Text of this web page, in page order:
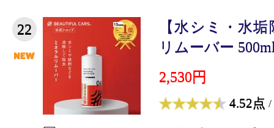
22
【水シミ・水
リムーバー
2,530円
4.52点 /